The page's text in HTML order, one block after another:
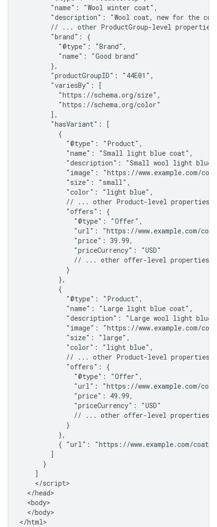
        "name": "Wool winter coat",
"description": "Wool coat, new for the
        // ... other ProductGroup-level properties
        "brand": {
          "@type": "Brand",
          "name": "Good brand"
        },
        "productGroupID": "44E01",
        "variesBy": [
          "https://schema.org/size",
          "https://schema.org/color"
        ],
        "hasVariant": [
          {
            "@type": "Product",
            "name": "Small light blue coat",
"description": "Small wool light blue
"image": "https://www.example.com/
            "size": "small",
            "color": "light blue",
            // ... other Product-level properties
            "offers": {
              "@type": "Offer",
"url": "https://www.example.com/
              "price": 39.99,
              "priceCurrency": "USD"
              // ... other offer-level properties
            }
          },
          {
            "@type": "Product",
            "name": "Large light blue coat",
"description": "Large wool light blue
"image": "https://www.example.com/
            "size": "large",
            "color": "light blue",
            // ... other Product-level properties
            "offers": {
              "@type": "Offer",
"url": "https://www.example.com/
              "price": 49.99,
              "priceCurrency": "USD"
              // ... other offer-level properties
            }
          },
{ "url": "https://www.example.com/coat/
        ]
      }
    ]
    </script>
  </head>
  <body>
  </body>
</html>